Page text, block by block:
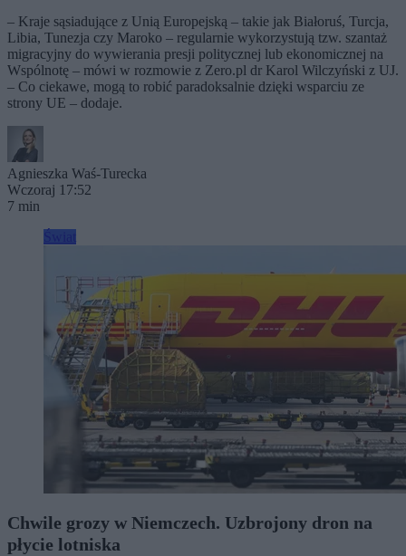
– Kraje sąsiadujące z Unią Europejską – takie jak Białoruś, Turcja,
Libia, Tunezja czy Maroko – regularnie wykorzystują tzw. szantaż
migracyjny do wywierania presji politycznej lub ekonomicznej na
Wspólnotę – mówi w rozmowie z Zero.pl dr Karol Wilczyński z UJ.
– Co ciekawe, mogą to robić paradoksalnie dzięki wsparciu ze
strony UE – dodaje.
Agnieszka Waś-Turecka
Wczoraj 17:52
7 min
Chwile grozy w Niemczech. Uzbrojony dron na
płycie lotniska